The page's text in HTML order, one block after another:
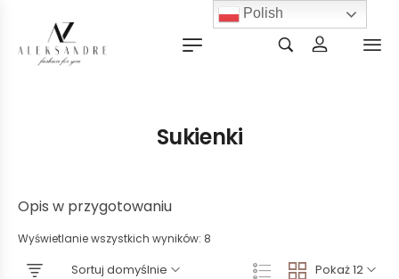
Sukienki
Opis w przygotowaniu
Wyświetlanie wszystkich wyników: 8
Pokaż 12
Sortuj domyślnie
Polish